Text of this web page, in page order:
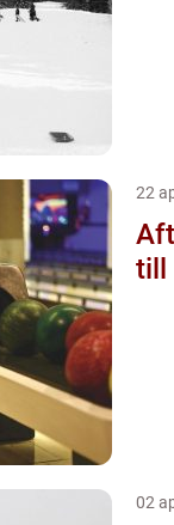
22
till
02